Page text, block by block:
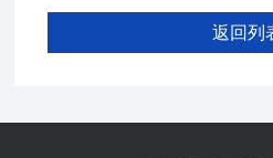
返回列